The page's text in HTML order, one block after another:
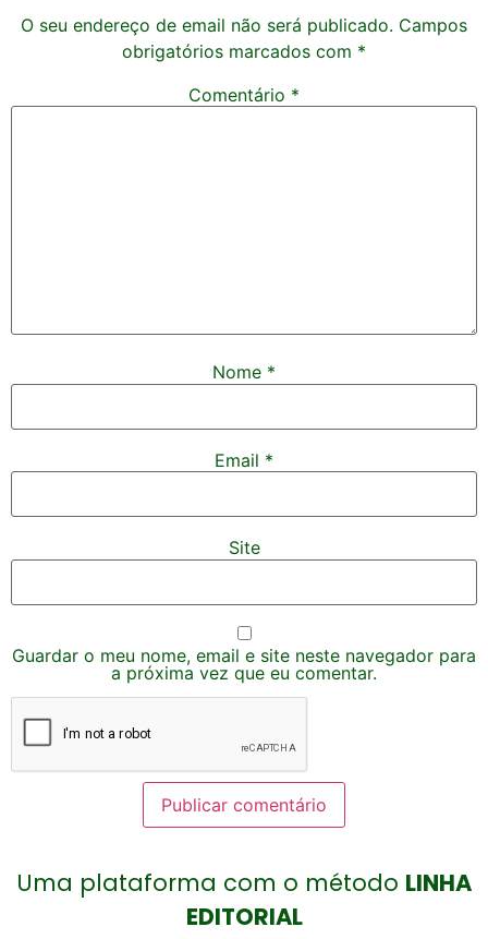
O seu endereço de email não será publicado. Campos
obrigatórios marcados com *
Comentário *
Nome *
Email *
Site
Guardar o meu nome, email e site neste navegador para
a próxima vez que eu comentar.
Uma plataforma com o método LINHA
EDITORIAL